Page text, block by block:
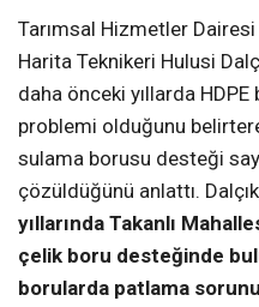
Tarımsal Hizmetler Dairesi
Harita Teknikeri Hulusi
daha önceki yıllarda HDPE
problemi olduğunu
sulama borusu desteği
çözüldüğünü anlattı.
yıllarında Takanlı
çelik boru desteğinde
borularda patlama